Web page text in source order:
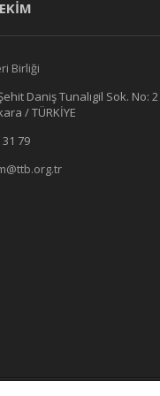
Birliği
Daniş Tunalıgil Sok. No:
/ TÜRKİYE
31 79